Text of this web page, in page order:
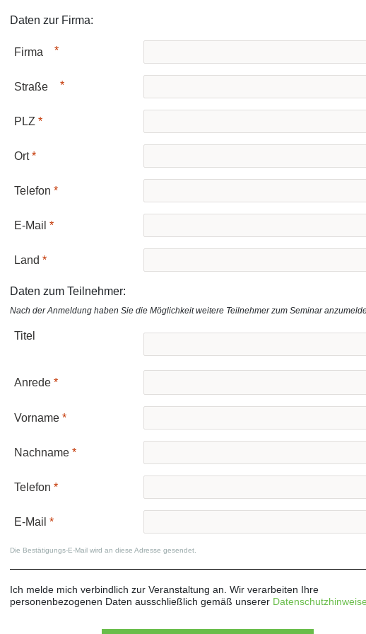
Daten zur Firma:
Firma
Straße
PLZ
Ort
Telefon
E-Mail
Land
Daten zum Teilnehmer:
Nach der Anmeldung haben Sie die Möglichkeit weitere Teilnehmer zum Seminar
Titel
Anrede
Vorname
Nachname
Telefon
E-Mail
Die Bestätigungs-E-Mail wird an diese Adresse gesendet.
Ich melde mich verbindlich zur Veranstaltung an. Wir verarbeiten Ihre
personenbezogenen Daten ausschließlich gemäß unserer